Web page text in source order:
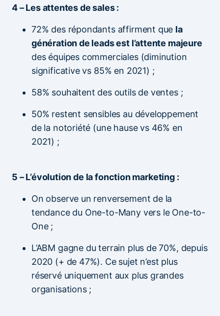
4 – Les attentes de sales :
72% des répondants affirment que la
génération de leads est l’attente majeure
des équipes commerciales (diminution
significative vs 85% en 2021) ;
58% souhaitent des outils de ventes ;
50% restent sensibles au développement
de la notoriété (une hause vs 46% en
2021) ;
5 – L’évolution de la fonction marketing :
On observe un renversement de la
tendance du One-to-Many vers le One-to-
One ;
L’ABM gagne du terrain plus de 70%, depuis
2020 (+ de 47%). Ce sujet n’est plus
réservé uniquement aux plus grandes
organisations ;